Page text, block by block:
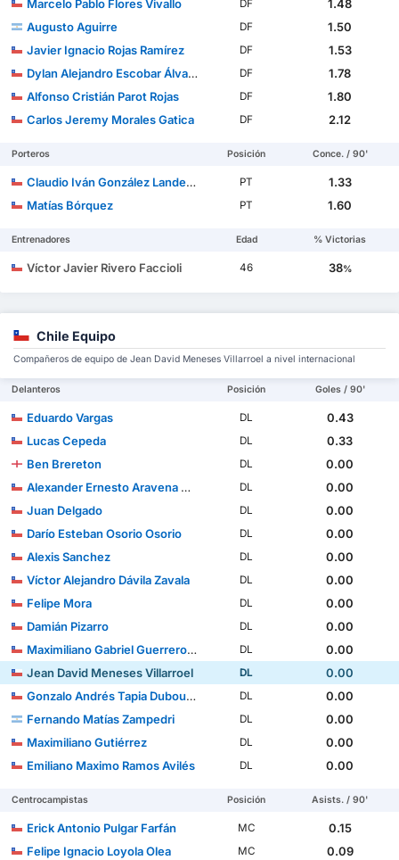
Marcelo Pablo Flores Vivallo DF
1.48
Augusto Aguirre
DF
1.50
Javier Ignacio Rojas Ramírez
DF
1.53
Dylan Alejandro Escobar Álvarez
DF
1.78
Alfonso Cristián Parot Rojas
DF
1.80
Carlos Jeremy Morales Gatica
DF 2.12
Porteros Posición Conce. / 90'
Claudio Iván González Landeros PT
1.33
Matías Bórquez
PT 1.60
Entrenadores Edad % Victorias
Víctor Javier Rivero Faccioli 46 38%
Chile Equipo
Compañeros de equipo de Jean David Meneses Villarroel a nivel internacional
Delanteros Posición Goles / 90'
Eduardo Vargas DL
0.43
Lucas Cepeda
DL
0.33
Ben Brereton
DL
0.00
Alexander Ernesto Aravena Guzmán
DL
0.00
Juan Delgado
DL
0.00
Darío Esteban Osorio Osorio
DL
0.00
Alexis Sanchez
DL
0.00
Víctor Alejandro Dávila Zavala
DL
0.00
Felipe Mora
DL
0.00
Damián Pizarro
DL
0.00
Maximiliano Gabriel Guerrero Pena
DL
0.00
Jean David Meneses Villarroel
DL
0.00
Gonzalo Andrés Tapia Dubournais
DL
0.00
Fernando Matías Zampedri
DL
0.00
Maximiliano Gutiérrez
DL
0.00
Emiliano Maximo Ramos Avilés
DL 0.00
Centrocampistas Posición Asists. / 90'
Erick Antonio Pulgar Farfán MC
0.15
Felipe Ignacio Loyola Olea
MC
0.09